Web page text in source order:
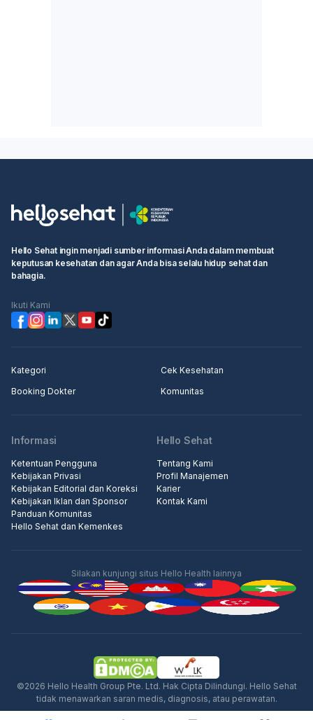
Iklan
Hello Sehat ingin menjadi sumber informasi Anda dalam membuat
keputusan kesehatan dan agar Anda bisa selalu hidup sehat dan
bahagia.
Ikuti Kami
Kategori
Cek Kesehatan
Booking Dokter
Komunitas
Informasi
Ketentuan Pengguna
Kebijakan Privasi
Kebijakan Editorial dan Koreksi
Kebijakan Iklan dan Sponsor
Panduan Komunitas
Hello Sehat dan Kemenkes
Hello Sehat
Tentang Kami
Profil Manajemen
Karier
Kontak Kami
Silakan kunjungi situs Hello Health lainnya
©2026 Hello Health Group Pte. Ltd. Hak Cipta Dilindungi. Hello Sehat
tidak menawarkan saran medis, diagnosis, atau perawatan.